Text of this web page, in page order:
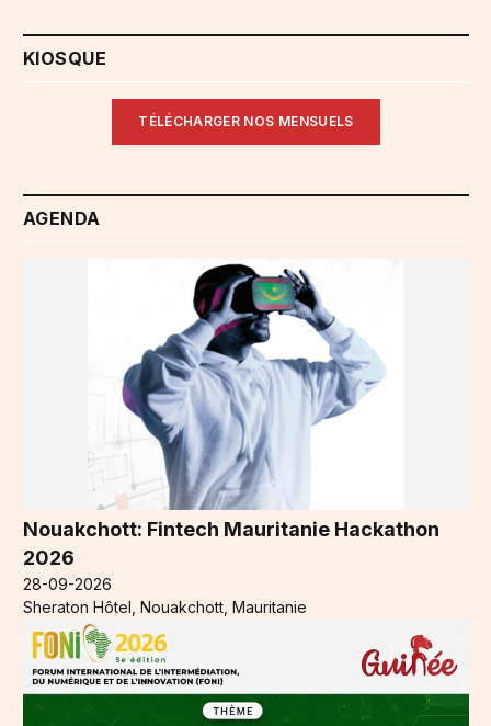
KIOSQUE
TÉLÉCHARGER NOS MENSUELS
AGENDA
Nouakchott: Fintech Mauritanie Hackathon
2026
28-09-2026
Sheraton Hôtel, Nouakchott, Mauritanie